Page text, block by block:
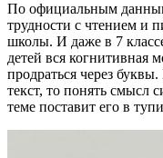
По официальным
трудности с чтением и
школы. И даже в 7
детей вся когнитивная
продраться через
текст, то понять смысл
теме поставит его в